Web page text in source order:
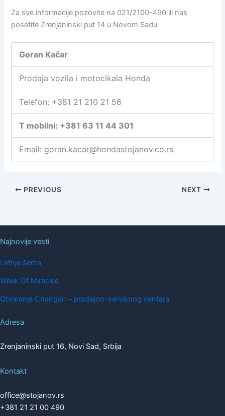
Za sve informacije pozovite na 021/2100-490 ili nas
posetite Zrenjaninski put 14 u Novom Sadu
Goran Kačar
Prodaja vozila i motocikala Honda
Telefon: +381 21 210 21 56
T mobilni: +381 63 11 44 301
Email: goran.kacar@hondastojanov.co.rs
PREVIOUS NEXT
Najnovije vesti
Letnja šema
Week Of Miracles
Otvaranje Changan – prodajno-servisnog centara
Adresa
Zrenjaninski put 16, Novi Sad, Srbija
Kontakt
office@stojanov.rs
+381 21 21 00 490